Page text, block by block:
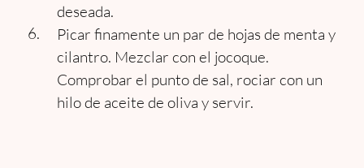
deseada.
Picar finamente un par de hojas de menta y
cilantro. Mezclar con el jocoque.
Comprobar el punto de sal, rociar con un
hilo de aceite de oliva y servir.